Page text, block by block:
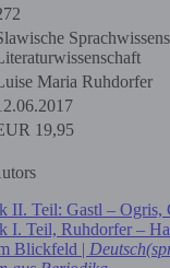
Maria Ruhdorfer
19,95
II. Teil: Gastl – Ogris,
I. Teil, Ruhdorfer –
Blickfeld |